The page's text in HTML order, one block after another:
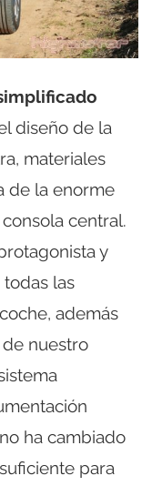
diseño de la
materiales
de la enorme
central.
y
las
además
nuestro
ha cambiado
para